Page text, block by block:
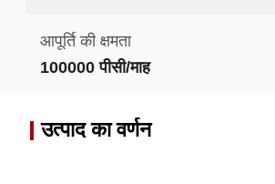
आपूर्ति की क्षमता
100000 पीसी/माह
उत्पाद का वर्णन